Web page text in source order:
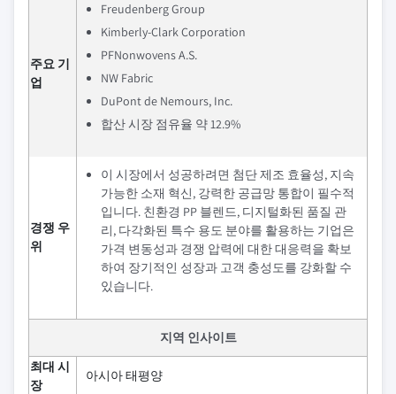
주요 기
업
Freudenberg Group
Kimberly-Clark Corporation
PFNonwovens A.S.
NW Fabric
DuPont de Nemours, Inc.
합산 시장 점유율 약 12.9%
경쟁 우
위
이 시장에서 성공하려면 첨단 제조 효율성, 지속
가능한 소재 혁신, 강력한 공급망 통합이 필수적
입니다. 친환경 PP 블렌드, 디지털화된 품질 관
리, 다각화된 특수 용도 분야를 활용하는 기업은
가격 변동성과 경쟁 압력에 대한 대응력을 확보
하여 장기적인 성장과 고객 충성도를 강화할 수
있습니다.
지역 인사이트
최대 시
장
아시아 태평양